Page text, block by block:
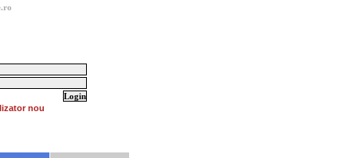
nou